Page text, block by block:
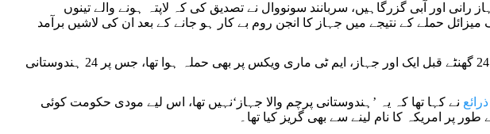
اور آبی گزرگاہیں، سربانند سونووال نے تصدیق کی کہ لاپتہ ہونے والے تینوں
حملے کے نتیجے میں جہاز کا انجن روم بے کار ہو جانے کے بعد ان کی لاشیں برآمد
ایم ٹی سیٹیبیلو پر ہونے والے اس مہلک حملے سے صرف 24 گھنٹے قبل ایک اور جہاز، ایم ٹی ماری ویکس پر بھی حملہ ہوا تھا، جس پر 24 ہندوستانی
نے کہا تھا کہ یہ ’ہندوستانی پرچم والا جہاز‘نہیں تھا، اس لیے مودی حکومت کوئی
پر امریکہ کا نام لینے سے بھی گریز کیا تھا۔